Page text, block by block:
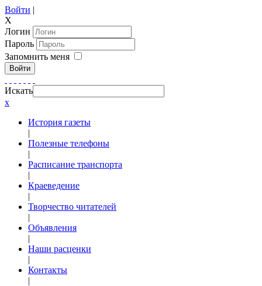
Войти |
X
Логин
Пароль
Запомнить меня
Войти
Искать
x
История газеты
|
Полезные телефоны
|
Расписание транспорта
|
Краеведение
|
Творчество читателей
|
Объявления
|
Наши расценки
|
Контакты
|